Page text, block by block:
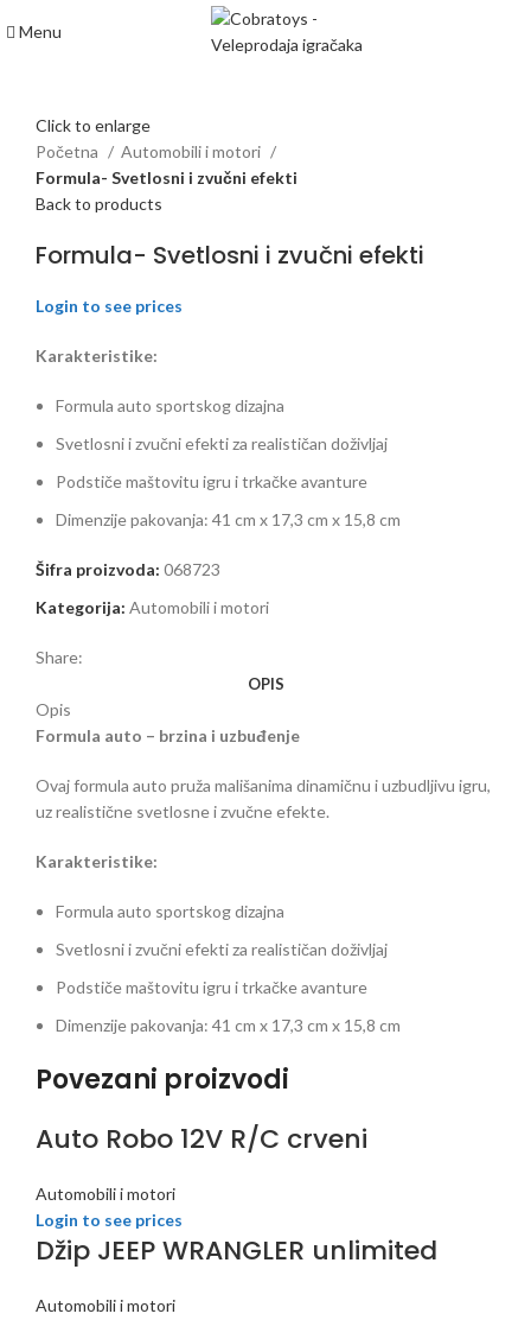
Menu
Click to enlarge
Početna
Automobili i motori
Formula- Svetlosni i zvučni efekti
Back to products
Formula- Svetlosni i zvučni efekti
Login to see prices
Karakteristike:
Formula auto sportskog dizajna
Svetlosni i zvučni efekti za realističan doživljaj
Podstiče maštovitu igru i trkačke avanture
Dimenzije pakovanja: 41 cm x 17,3 cm x 15,8 cm
Šifra proizvoda: 068723
Kategorija: Automobili i motori
Share:
OPIS
Opis
Formula auto – brzina i uzbuđenje
Ovaj formula auto pruža mališanima dinamičnu i uzbudljivu igru,
uz realistične svetlosne i zvučne efekte.
Karakteristike:
Formula auto sportskog dizajna
Svetlosni i zvučni efekti za realističan doživljaj
Podstiče maštovitu igru i trkačke avanture
Dimenzije pakovanja: 41 cm x 17,3 cm x 15,8 cm
Povezani proizvodi
Auto Robo 12V R/C crveni
Automobili i motori
Login to see prices
Džip JEEP WRANGLER unlimited
Automobili i motori